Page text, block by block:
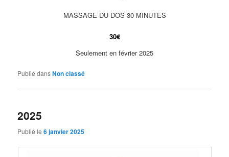
MASSAGE DU DOS 30 MINUTES
30€
Seulement en février 2025
Publié dansNon classé
2025
Publié le6 janvier 2025